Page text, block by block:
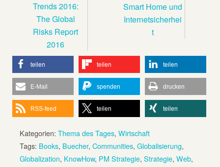
Trends 2016:
The Global
Risks Report
2016
Smart Home und
Internetsicherhei
t
teilen teilen teilen
E-Mail spenden drucken
RSS-feed teilen teilen
Kategorien: Thema des Tages, Wirtschaft
Tags: Books, Buecher, Communities, Globalisierung,
Globalization, KnowHow, PM Strategie, Strategie, Web,